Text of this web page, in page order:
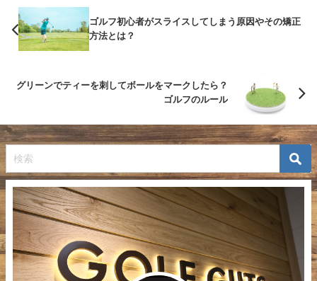
ゴルフ初心者がスライスしてしまう原因やその矯正
方法とは？
グリーンでティーを刺してボールをマークしたら？
ゴルフのルール